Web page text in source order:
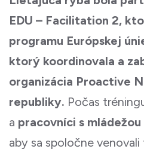
EDU – Facilitation 2,
programu Európskej
ktorý koordinovala a
organizácia Proactive
republiky. Počas
a pracovníci s
aby sa spoločne